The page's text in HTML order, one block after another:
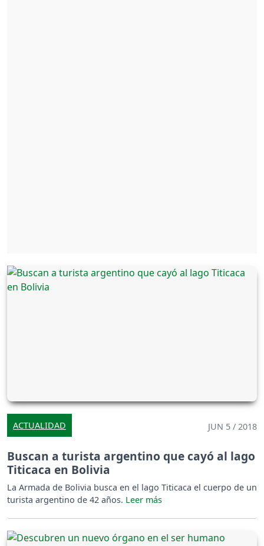
ACTUALIDAD JUN 5 / 2018
Buscan a turista argentino que cayó al lago
Titicaca en Bolivia
La Armada de Bolivia busca en el lago Titicaca el cuerpo de un
turista argentino de 42 años.